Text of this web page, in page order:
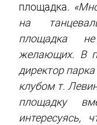
площадка.
на
площадка
желающих. В
директор
клубом т.
площадку